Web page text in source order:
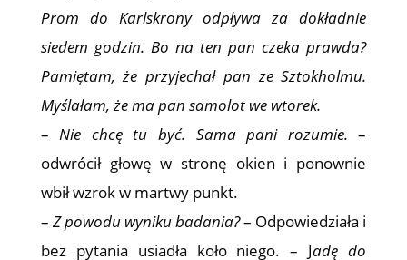
Prom do Karlskrony odpływa za dokładnie
siedem godzin. Bo na ten pan czeka prawda?
Pamiętam, że przyjechał pan ze Sztokholmu.
Myślałam, że ma pan samolot we wtorek.
–Nie chcę tu być. Sama pani rozumie. –
odwrócił głowę w stronę okien i ponownie
wbił wzrok w martwy punkt.
– Z powodu wyniku badania?– Odpowiedziała i
bez pytania usiadła koło niego. – Jadę do